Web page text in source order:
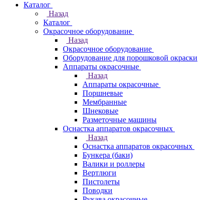
Каталог
Назад
Каталог
Окрасочное оборудование
Назад
Окрасочное оборудование
Оборудование для порошковой окраски
Аппараты окрасочные
Назад
Аппараты окрасочные
Поршневые
Мембранные
Шнековые
Разметочные машины
Оснастка аппаратов окрасочных
Назад
Оснастка аппаратов окрасочных
Бункера (баки)
Валики и роллеры
Вертлюги
Пистолеты
Поводки